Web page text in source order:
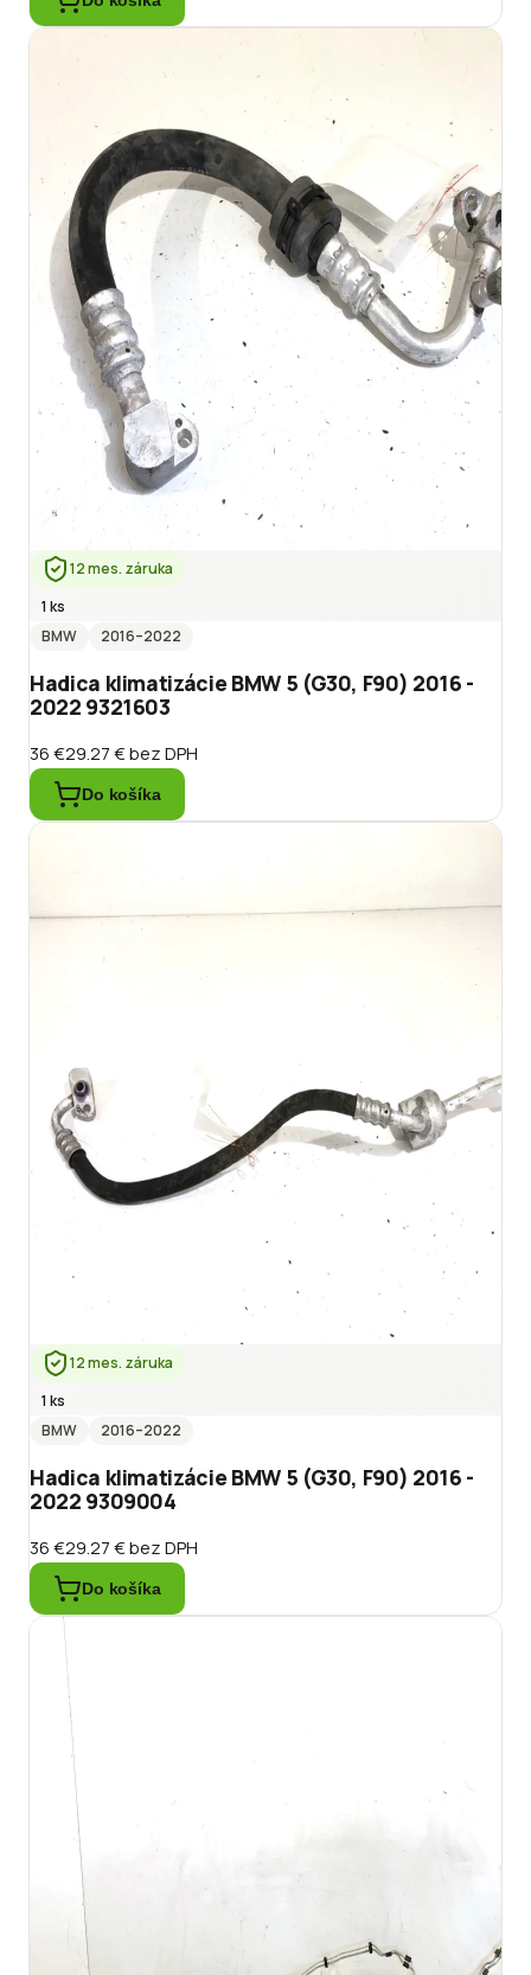
12 mes. záruka
1 ks
BMW
2016–2022
Hadica klimatizácie BMW 5 (G30, F90) 2016 -
2022 9321603
36 €29.27 €bez DPH
Do košíka
12 mes. záruka
1 ks
BMW
2016–2022
Hadica klimatizácie BMW 5 (G30, F90) 2016 -
2022 9309004
36 €29.27 €bez DPH
Do košíka